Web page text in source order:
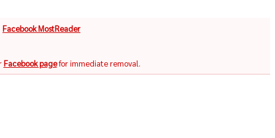
Facebook MostReader
Facebook pagefor immediate removal.